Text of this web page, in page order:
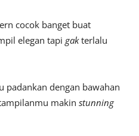
cocok banget buat
elegan tapi gakterlalu
padankan dengan bawahan
makin stunning